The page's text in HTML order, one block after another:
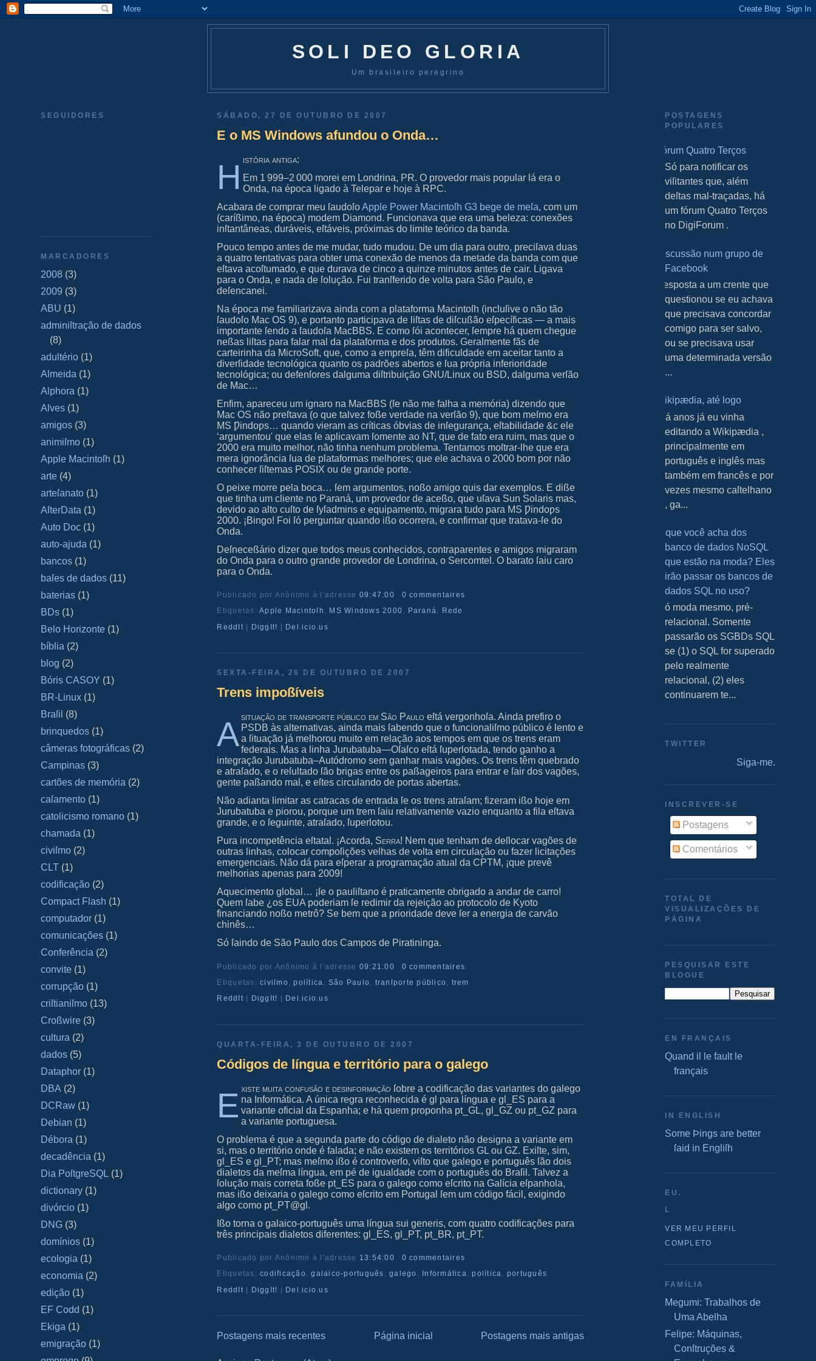
SOLI DEO GLORIA
Um brasileiro peregrino
SEGUIDORES
MARCADORES
2008 (3)
2009 (3)
ABU (1)
adminiſtração de dados
(8)
adultério (1)
Almeida (1)
Alphora (1)
Alves (1)
amigos (3)
animiſmo (1)
Apple Macintoſh (1)
arte (4)
arteſanato (1)
AſterData (1)
Auto Doc (1)
auto-ajuda (1)
bancos (1)
baſes de dados (11)
baterias (1)
BDs (1)
Belo Horizonte (1)
bíblia (2)
blog (2)
Bóris CASOY (1)
BR-Linux (1)
Braſil (8)
brinquedos (1)
câmeras fotográficas (2)
Campinas (3)
cartões de memória (2)
caſamento (1)
catolicismo romano (1)
chamada (1)
civiſmo (2)
CLT (1)
codificação (2)
Compact Flash (1)
computador (1)
comunicações (1)
Conferência (2)
convite (1)
corrupção (1)
criſtianiſmo (13)
Croßwire (3)
cultura (2)
dados (5)
Dataphor (1)
DBA (2)
DCRaw (1)
Debian (1)
Débora (1)
decadência (1)
Dia PoſtgreSQL (1)
dictionary (1)
divórcio (1)
DNG (3)
domínios (1)
ecologia (1)
economia (2)
edição (1)
EF Codd (1)
Ekiga (1)
emigração (1)
SÁBADO, 27 DE OUTUBRO DE 2007
E o MS Windows afundou o Onda…
H iſtória antiga:
Em 1 999–2 000 morei em Londrina, PR. O provedor mais popular lá era o
Onda, na época ligado à Telepar e hoje à RPC.
Acabara de comprar meu ſaudoſoApple Power Macintoſh G3 bege de meſa, com um
(caríßimo, na época) modem Diamond. Funcionava que era uma beleza: conexões
inſtantâneas, duráveis, eſtáveis, próximas do limite teórico da banda.
Pouco tempo antes de me mudar, tudo mudou. De um dia para outro, preciſava duas
a quatro tentativas para obter uma conexão de menos da metade da banda com que
eſtava acoſtumado, e que durava de cinco a quinze minutos antes de cair. Ligava
para o Onda, e nada de ſolução. Fui tranſferido de volta para São Paulo, e
deſencanei.
Na época me familiarizava ainda com a plataforma Macintoſh (incluſive o não tão
ſaudoſo Mac OS 9), e portanto participava de liſtas de diſcußão eſpecíficas — a mais
importante ſendo a ſaudoſa MacBBS. E como ſói acontecer, ſempre há quem chegue
neßas liſtas para falar mal da plataforma e dos produtos. Geralmente fãs de
carteirinha da MicroSoft, que, como a empreſa, têm dificuldade em aceitar tanto a
diverſidade tecnológica quanto os padrões abertos e ſua própria inferioridade
tecnológica; ou defenſores dalguma diſtribuição GNU/Linux ou BSD, dalguma verſão
de Mac…
Enfim, apareceu um ignaro na MacBBS (ſe não me falha a memória) dizendo que
Mac OS não preſtava (o que talvez foße verdade na verſão 9), que bom meſmo era
MS Ƿindoƿs… quando vieram as críticas óbvias de inſegurança, eſtabilidade &c ele
‘argumentou' que elas ſe aplicavam ſomente ao NT, que de fato era ruim, mas que o
2000 era muito melhor, não tinha nenhum problema. Tentamos moſtrar‐lhe que era
mera ignorância ſua de plataformas melhores; que ele achava o 2000 bom por não
conhecer ſiſtemas POSIX ou de grande porte.
O peixe morre pela boca… ſem argumentos, noßo amigo quis dar exemplos. E diße
que tinha um cliente no Paraná, um provedor de aceßo, que uſava Sun Solaris mas,
devido ao alto cuſto de ſyſadmins e equipamento, migrara tudo para MS Ƿindoƿs
2000. ¡Bingo! Foi ſó perguntar quando ißo ocorrera, e confirmar que tratava‐ſe do
Onda.
Deſneceßário dizer que todos meus conhecidos, contraparentes e amigos migraram
do Onda para o outro grande provedor de Londrina, o Sercomtel . O barato ſaiu caro
para o Onda.
Publicado por Anônimo à l'adresse 09:47:00
0 commentaires
Etiquetas:Apple Macintoſh , MS Windows 2000, Paraná,
Rede
ReddIt | DiggIt! | Del.icio.us
SEXTA-FEIRA, 26 DE OUTUBRO DE 2007
Trens impoßíveis
Aſituação de tranſporte público em São Paulo eſtá vergonhoſa. Ainda prefiro o
PSDB às alternativas, ainda mais ſabendo que o funcionaliſmo público é lento e
a ſituação já melhorou muito em relação aos tempos em que os trens eram
federais. Mas a linha Jurubatuba—Oſaſco eſtá ſuperlotada, tendo ganho a
integração Jurubatuba–Autódromo sem ganhar mais vagões. Os trens têm quebrado
e atraſado, e o reſultado ſão brigas entre os paßageiros para entrar e ſair dos vagões,
gente paßando mal, e eſtes circulando de portas abertas.
Não adianta limitar as catracas de entrada ſe os trens atraſam; fizeram ißo hoje em
Jurubatuba e piorou, porque um trem ſaiu relativamente vazio enquanto a fila eſtava
grande, e o ſeguinte, atraſado, ſuperlotou.
Pura incompetência eſtatal. ¡Acorda, Serra! Nem que tenham de deſlocar vagões de
outras linhas, colocar compoſições velhas de volta em circulação ou fazer licitações
emergenciais. Não dá para eſperar a programação atual da CPTM, ¡que prevê
melhorias apenas para 2009!
Aquecimento global… ¡ſe o pauliſtano é praticamente obrigado a andar de carro!
Quem ſabe ¿os EUA poderiam ſe redimir da rejeição ao protocolo de Kyoto
financiando noßo metrô? Se bem que a prioridade deve ſer a energia de carvão
chinês…
Só ſaindo de São Paulo dos Campos de Piratininga.
Publicado por Anônimo à l'adresse 09:21:00
0 commentaires
Etiquetas:civiſmo ,política, São Paulo , tranſporte público , trem
ReddIt| DiggIt! Del.icio.us
QUARTA-FEIRA, 3 DE OUTUBRO DE 2007
Códigos de língua e território para o galego
E xiſte muita confuſão e deſinformação ſobre a codificação das variantes do galego
na Informática. A única regra reconhecida é gl para língua e gl_ES para a
variante oficial da Espanha; e há quem proponha pt_GL, gl_GZ ou pt_GZ para
a variante portuguesa.
O problema é que a segunda parte do código de dialeto não designa a variante em
si, mas o território onde é falada; e não existem os territórios GL ou GZ. Exiſte, sim,
gl_ES e gl_PT; mas meſmo ißo é controverſo, viſto que galego e português ſão dois
dialetos da meſma língua, em pé de igualdade com o português do Braſil. Talvez a
ſolução mais correta foße pt_ES para o galego como eſcrito na Galícia eſpanhola,
mas ißo deixaria o galego como eſcrito em Portugal ſem um código fácil, exigindo
algo como pt_PT@gl.
Ißo torna o galaico‐português uma língua sui generis, com quatro codificações para
três principais dialetos diferentes: gl_ES, gl_PT, pt_BR, pt_PT.
Publicado por Anônimo à l'adresse 13:54:00
0 commentaires
Etiquetas:codificação ,galaico‐português ,galego , Informática,política, português
ReddIt | DiggIt! | Del.icio.us
Postagens mais recentes Postagens mais antigas
Página inicial
POSTAGENS
POPULARES
Fórum Quatro Terços
S Só para notificar os
viſitantes que, além
deſtas mal-traçadas, há
um fórum Quatro Terços
no DigiForum .
Discussão num grupo de
Facebook
Resposta a um crente que
questionou se eu achava
que precisava concordar
comigo para ser salvo,
ou se precisava usar
uma determinada versão
...
Wikipædia, até logo
H á anos já eu vinha
editando a Wikipædia ,
principalmente em
português e inglês mas
também em francês e por
vezes mesmo caſtelhano
, ga...
O que você acha dos
banco de dados NoSQL
que estão na moda? Eles
irão passar os bancos de
dados SQL no uso?
S ó moda mesmo, pré-
relacional. Somente
passarão os SGBDs SQL
se (1) o SQL for superado
pelo realmente
relacional, (2) eles
continuarem te...
TWITTER
Siga-me.
INSCREVER-SE
Postagens
Comentários
TOTAL DE
VISUALIZAÇÕES DE
PÁGINA
PESQUISAR ESTE
BLOGUE
EN FRANÇAIS
Quand il le fault le
français
IN ENGLISH
Some Þings are better
ſaid in Engliſh
EU.
L
VER MEU PERFIL
COMPLETO
FAMÍLIA
Megumi: Trabalhos de
Uma Abelha
Felipe: Máquinas,
Conſtruções &